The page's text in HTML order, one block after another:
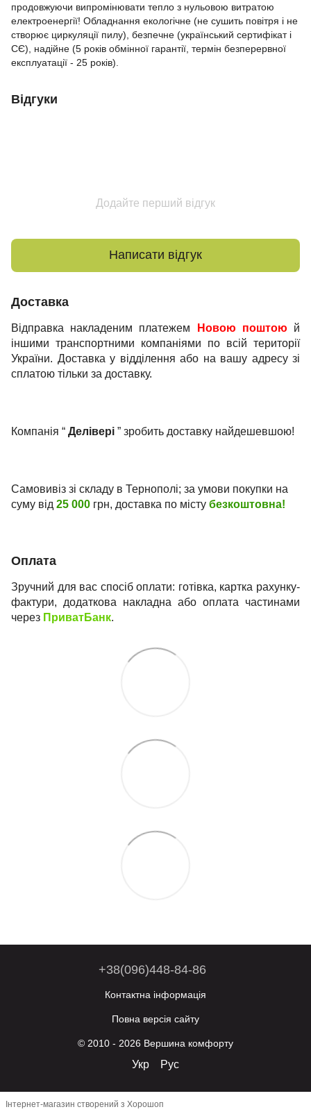
продовжуючи випромінювати тепло з нульовою витратою
електроенергії! Обладнання екологічне (не сушить повітря і не
створює циркуляції пилу), безпечне (український сертифікат і
СЄ), надійне (5 років обмінної гарантії, термін безперервної
експлуатації - 25 років).
Відгуки
Додайте перший відгук
Написати відгук
Доставка
Відправка накладеним платежем Новою поштою й
іншими транспортними компаніями по всій території
України. Доставка у відділення або на вашу адресу зі
сплатою тільки за доставку.
Компанія “ Делівері ” зробить доставку найдешевшою!
Самовивіз зі складу в Тернополі; за умови покупки на
суму від 25 000 грн, доставка по місту безкоштовна!
Оплата
Зручний для вас спосіб оплати: готівка, картка рахунку-
фактури, додаткова накладна або оплата частинами
через ПриватБанк.
+38(096)448-84-86
Контактна інформація
Повна версія сайту
© 2010 - 2026 Вершина комфорту
Укр Рус
Інтернет-магазин створений з Хорошоп